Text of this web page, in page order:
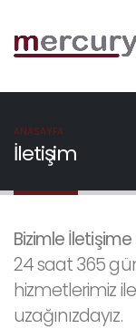
İletişim
ANASAYFA
Bizimle
24 saat 365
hizmetlerimiz
uzağınızdayız.